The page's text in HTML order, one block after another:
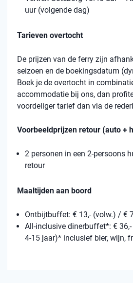
uur (volgende dag)
Tarieven overtocht
De prijzen van de ferry zijn
seizoen en de boekingsdatum
Boek je de overtocht in
accommodatie bij ons, dan
voordeliger tarief dan via de
Voorbeeldprijzen retour (auto +
2 personen in een 2-persoons
retour
Maaltijden aan boord
Ontbijtbuffet: € 13,- (volw.) / €
All-inclusive dinerbuffet*: €
4-15 jaar)* inclusief bier, wijn,